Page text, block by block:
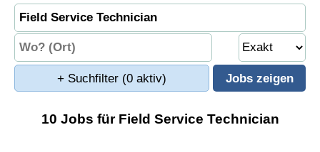
+ Suchfilter (0 aktiv)
10 Jobs für Field Service Technician